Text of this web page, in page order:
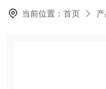
当前位置：首页